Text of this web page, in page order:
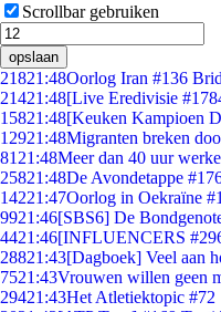
Scrollbar gebruiken
opslaan
21821:48Oorlog Iran #136
21421:48[Live Eredivisie
15821:48[Keuken Kampioen
12921:48Migranten breken
81 21:48Meer dan 40 uur
25821:48De Avondetappe
14221:47Oorlog in Oekraïne
9921:46[SBS6] De
4421:46[INFLUENCERS
28821:43[Dagboek] Veel aan
7521:43Vrouwen willen geen
29421:43Het Atletiektopic #72